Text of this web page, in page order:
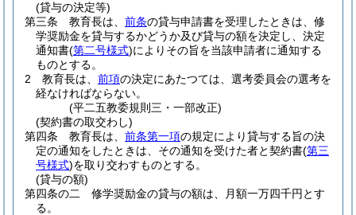
(貸与の決定等)
第三条
教育長は、 前条の貸与申請書を受理したときは、修
学奨励金を貸与するかどうか及び貸与の額を決定し、決定
通知書(第二号様式)によりその旨を当該申請者に通知する
ものとする。
2
教育長は、 前項の決定にあたつては、選考委員会の選考を
経なければならない。
(平二五教委規則三・一部改正)
(契約書の取交わし)
第四条
教育長は、 前条第一項の規定により貸与する旨の決
定の通知をしたときは、その通知を受けた者と契約書(第三
号様式)を取り交わすものとする。
(貸与の額)
第四条の二
修学奨励金の貸与の額は、月額一万四千円とす
る。